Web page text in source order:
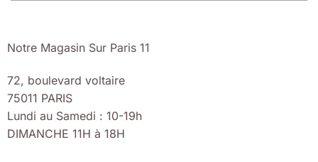
Notre Magasin Sur Paris 11
72, boulevard voltaire
75011 PARIS
Lundi au Samedi : 10-19h
DIMANCHE 11H à 18H